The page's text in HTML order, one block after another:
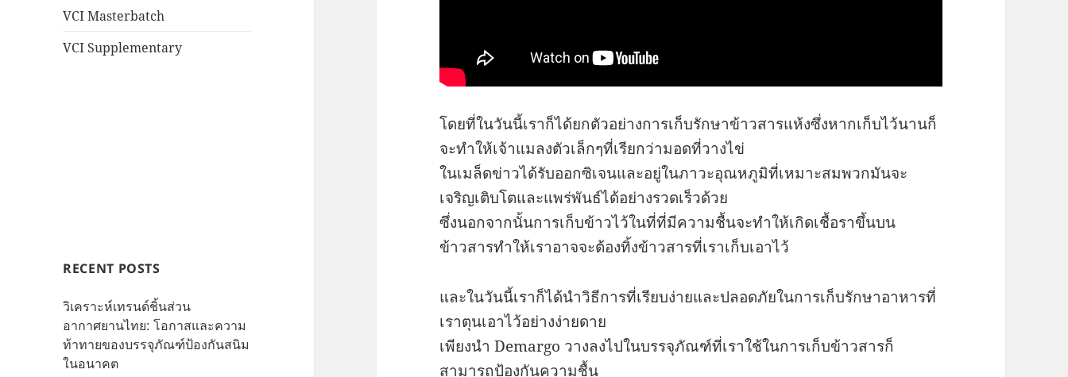
VCI Masterbatch
VCI Supplementary
RECENT POSTS
วิเคราะห์เทรนด์ชิ้นส่วน
อากาศยานไทย: โอกาสและความ
ท้าทายของบรรจุภัณฑ์ป้องกันสนิม
ในอนาคต
โดยที่ในวันนี้เราก็ได้ยกตัวอย่างการเก็บรักษาข้าวสารแห้งซึ่งหากเก็บไว้นานก็
จะทำให้เจ้าแมลงตัวเล็กๆที่เรียกว่ามอดที่วางไข่
ในเมล็ดข่าวได้รับออกซิเจนและอยู่ในภาวะอุณหภูมิที่เหมาะสมพวกมันจะ
เจริญเติบโตและแพร่พันธ์ได้อย่างรวดเร็วด้วย
ซึ่งนอกจากนั้นการเก็บข้าวไว้ในที่ที่มีความชื้นจะทำให้เกิดเชื้อราขึ้นบน
ข้าวสารทำให้เราอาจจะต้องทิ้งข้าวสารที่เราเก็บเอาไว้
และในวันนี้เราก็ได้นำวิธีการที่เรียบง่ายและปลอดภัยในการเก็บรักษาอาหารที่
เราตุนเอาไว้อย่างง่ายดาย
เพียงนำ Demargo วางลงไปในบรรจุภัณฑ์ที่เราใช้ในการเก็บข้าวสารก็
สามารถป้องกันความชื้น